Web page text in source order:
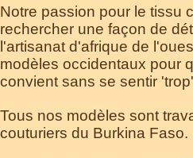
Notre passion pour le tissu
rechercher une façon de
l'artisanat d'afrique de
modèles occidentaux pour
convient sans se sentir
Tous nos modèles sont
couturiers du Burkina Faso.